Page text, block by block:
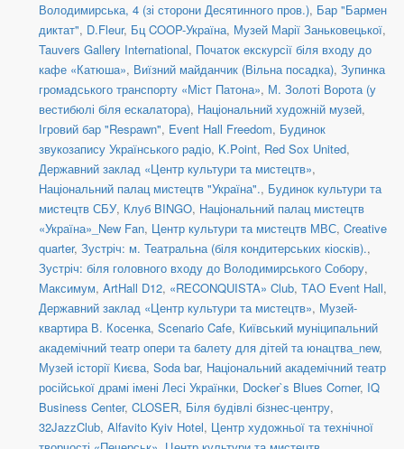
Володимирська, 4 (зі сторони Десятинного пров.), Бар "Бармен
диктат", D.Fleur, Бц COOP-Україна, Музей Марії Заньковецької,
Tauvers Gallery International, Початок екскурсії біля входу до
кафе «Катюша», Виїзний майданчик (Вільна посадка), Зупинка
громадського транспорту «Міст Патона», М. Золоті Ворота (у
вестибюлі біля ескалатора), Національний художній музей,
Ігровий бар "Respawn", Event Hall Freedom, Будинок
звукозапису Українського радіо, K.Point, Red Sox United,
Державний заклад «Центр культури та мистецтв»,
Національний палац мистецтв "Україна"., Будинок культури та
мистецтв СБУ, Клуб BINGO, Національний палац мистецтв
«Україна»_New Fan, Центр культури та мистецтв МВС, Creative
quarter, Зустріч: м. Театральна (біля кондитерських кіосків).,
Зустріч: біля головного входу до Володимирського Собору,
Максимум, ArtHall D12, «RECONQUISTA» Club, ТАО Event Hall,
Державний заклад «Центр культури та мистецтв», Музей-
квартира В. Косенка, Scenario Cafe, Київський муніципальний
академічний театр опери та балету для дітей та юнацтва_new,
Музей історії Києва, Soda bar, Національний академічний театр
російської драмі імені Лесі Українки, Docker`s Blues Corner, IQ
Business Center, CLOSER, Біля будівлі бізнес-центру,
32JazzClub, Alfavito Kyiv Hotel, Центр художньої та технічної